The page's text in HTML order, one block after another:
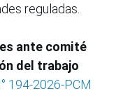
reguladas.
ante comité
del trabajo
194-2026-PCM